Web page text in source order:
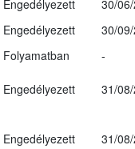
Engedélyezett
30/
Engedélyezett
30/
Folyamatban
-
Engedélyezett 31/
Engedélyezett 31/